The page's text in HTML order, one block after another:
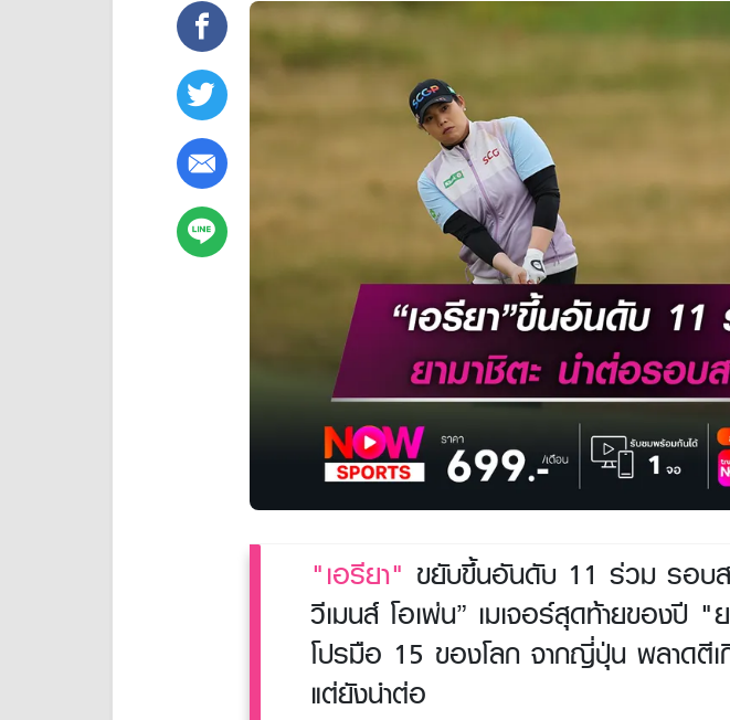
สิทธิพิเศษลูกค้าทรูวิชั่นส์
แพ็กเกจสำหรับผู้ประกอบการ
หาร้านร่วมรายการ
"เอรียา" ขยับขึ้นอันดับ 11 ร่วม รอบส
วีเมนส์ โอเพ่น” เมเจอร์สุดท้ายของปี "
โปรมือ 15 ของโลก จากญี่ปุ่น พลาดตีเ
แต่ยังนำต่อ